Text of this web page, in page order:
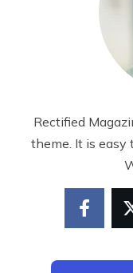
Rectified
theme. It is easy